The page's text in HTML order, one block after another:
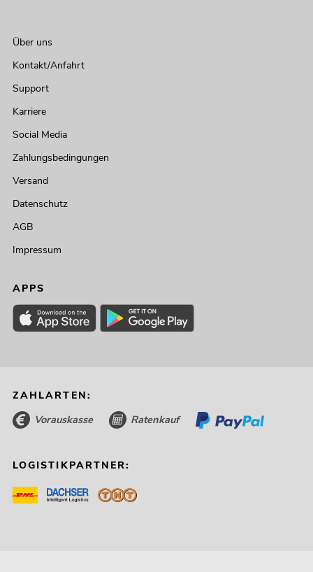
Über uns
Kontakt/Anfahrt
Support
Karriere
Social Media
Zahlungsbedingungen
Versand
Datenschutz
AGB
Impressum
APPS
ZAHLARTEN:
Vorauskasse Ratenkauf
LOGISTIKPARTNER: